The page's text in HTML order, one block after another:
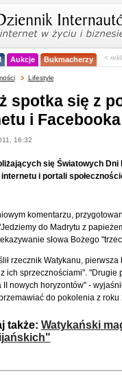
Aukcje Bukmacherzy <
Lifestyle
spotka się z
i Facebooka
16:32
się Światowych Dni
i portali
komentarzu,
do Madrytu z
słowa Bożego
rzecznik Watykanu,
ich sprzecznościami".
II nowych horyzontów" -
do pokolenia z roku
także: Watykański